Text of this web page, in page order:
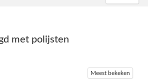
met polijsten
Meest bekeken